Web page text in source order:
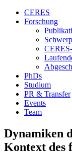
CERES
Forschung
PhDs
Studium
PR & Transfer
Events
Team
Dynamiken
Kontext des